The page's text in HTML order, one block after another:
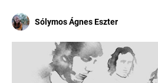
Sólymos Ágnes Eszter